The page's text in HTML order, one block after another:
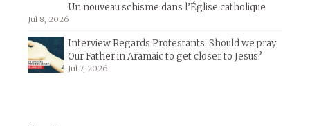
Un nouveau schisme dans l’Église catholique
Jul 8, 2026
Interview Regards Protestants: Should we pray
Our Father in Aramaic to get closer to Jesus?
Jul 7, 2026